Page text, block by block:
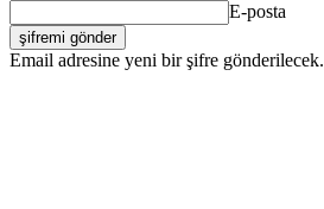
E-posta
Email adresine yeni bir şifre gönderilecek.